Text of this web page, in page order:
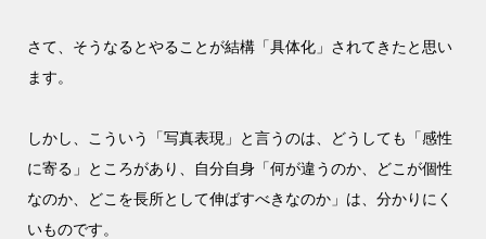
さて、そうなるとやることが結構「具体化」されてきたと思い
ます。
しかし、こういう「写真表現」と言うのは、どうしても「感性
に寄る」ところがあり、自分自身「何が違うのか、どこが個性
なのか、どこを長所として伸ばすべきなのか」は、分かりにく
いものです。